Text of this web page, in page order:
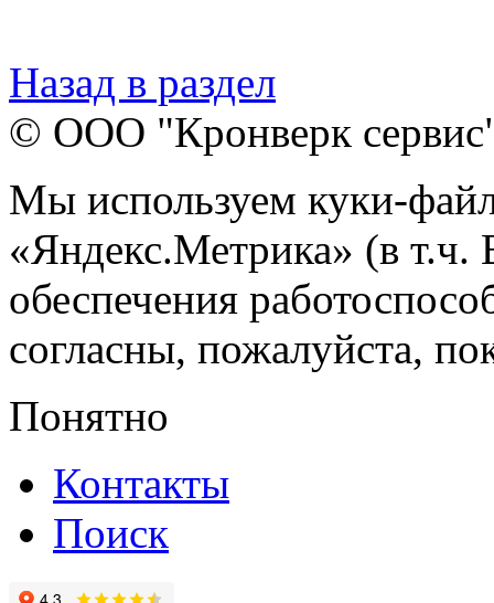
Назад в раздел
© ООО "Кронверк
Мы используем куки-
«Яндекс.Метрика» (в т.ч.
обеспечения
согласны, пожалуйста,
Понятно
Контакты
Поиск